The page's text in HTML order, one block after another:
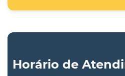
Horário de